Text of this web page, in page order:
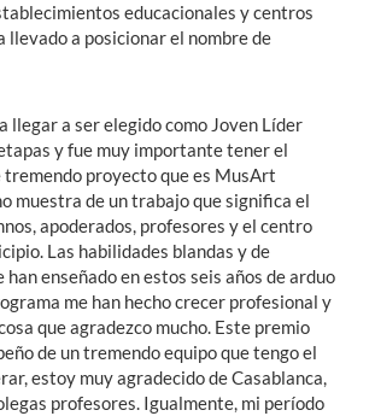
educacionales y centros
llevado a posicionar el nombre de
llegar a ser elegido como Joven Líder
y fue muy importante tener el
tremendo proyecto que es MusArt
muestra de un trabajo que significa el
apoderados, profesores y el centro
Las habilidades blandas y de
han enseñado en estos seis años de arduo
me han hecho crecer profesional y
que agradezco mucho. Este premio
de un tremendo equipo que tengo el
estoy muy agradecido de Casablanca,
profesores. Igualmente, mi período